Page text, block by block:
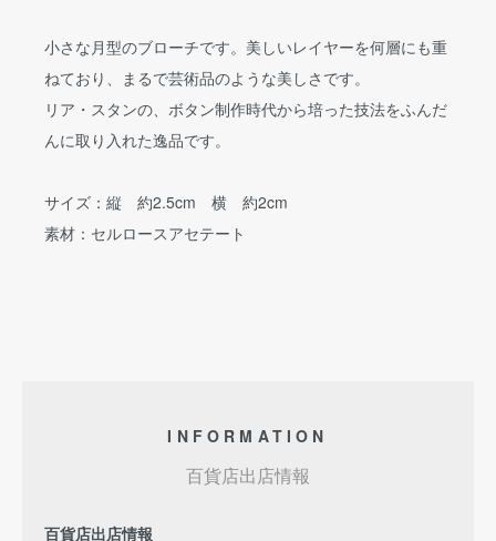
小さな月型のブローチです。美しいレイヤーを何層にも重
ねており、まるで芸術品のような美しさです。
リア・スタンの、ボタン制作時代から培った技法をふんだ
んに取り入れた逸品です。
サイズ：縦 約2.5cm 横 約2cm
素材：セルロースアセテート
INFORMATION
百貨店出店情報
百貨店出店情報